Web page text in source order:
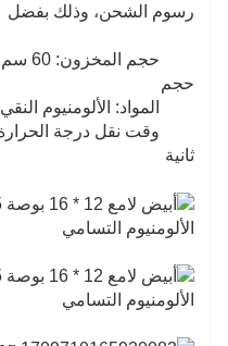
رسوم الشحن، وذلك بفضل
حجم
المواد: الألومنيوم النقي
ثانية